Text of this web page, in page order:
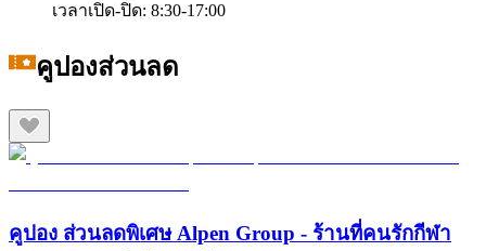
เวลาเปิด-ปิด: 8:30-17:00
คูปองส่วนลด
คูปอง ส่วนลดพิเศษ Alpen Group - ร้านที่คนรักกีฬา